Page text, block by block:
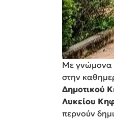
Με γνώμονα
στην
Δημοτικού
Λυκείου
περνούν